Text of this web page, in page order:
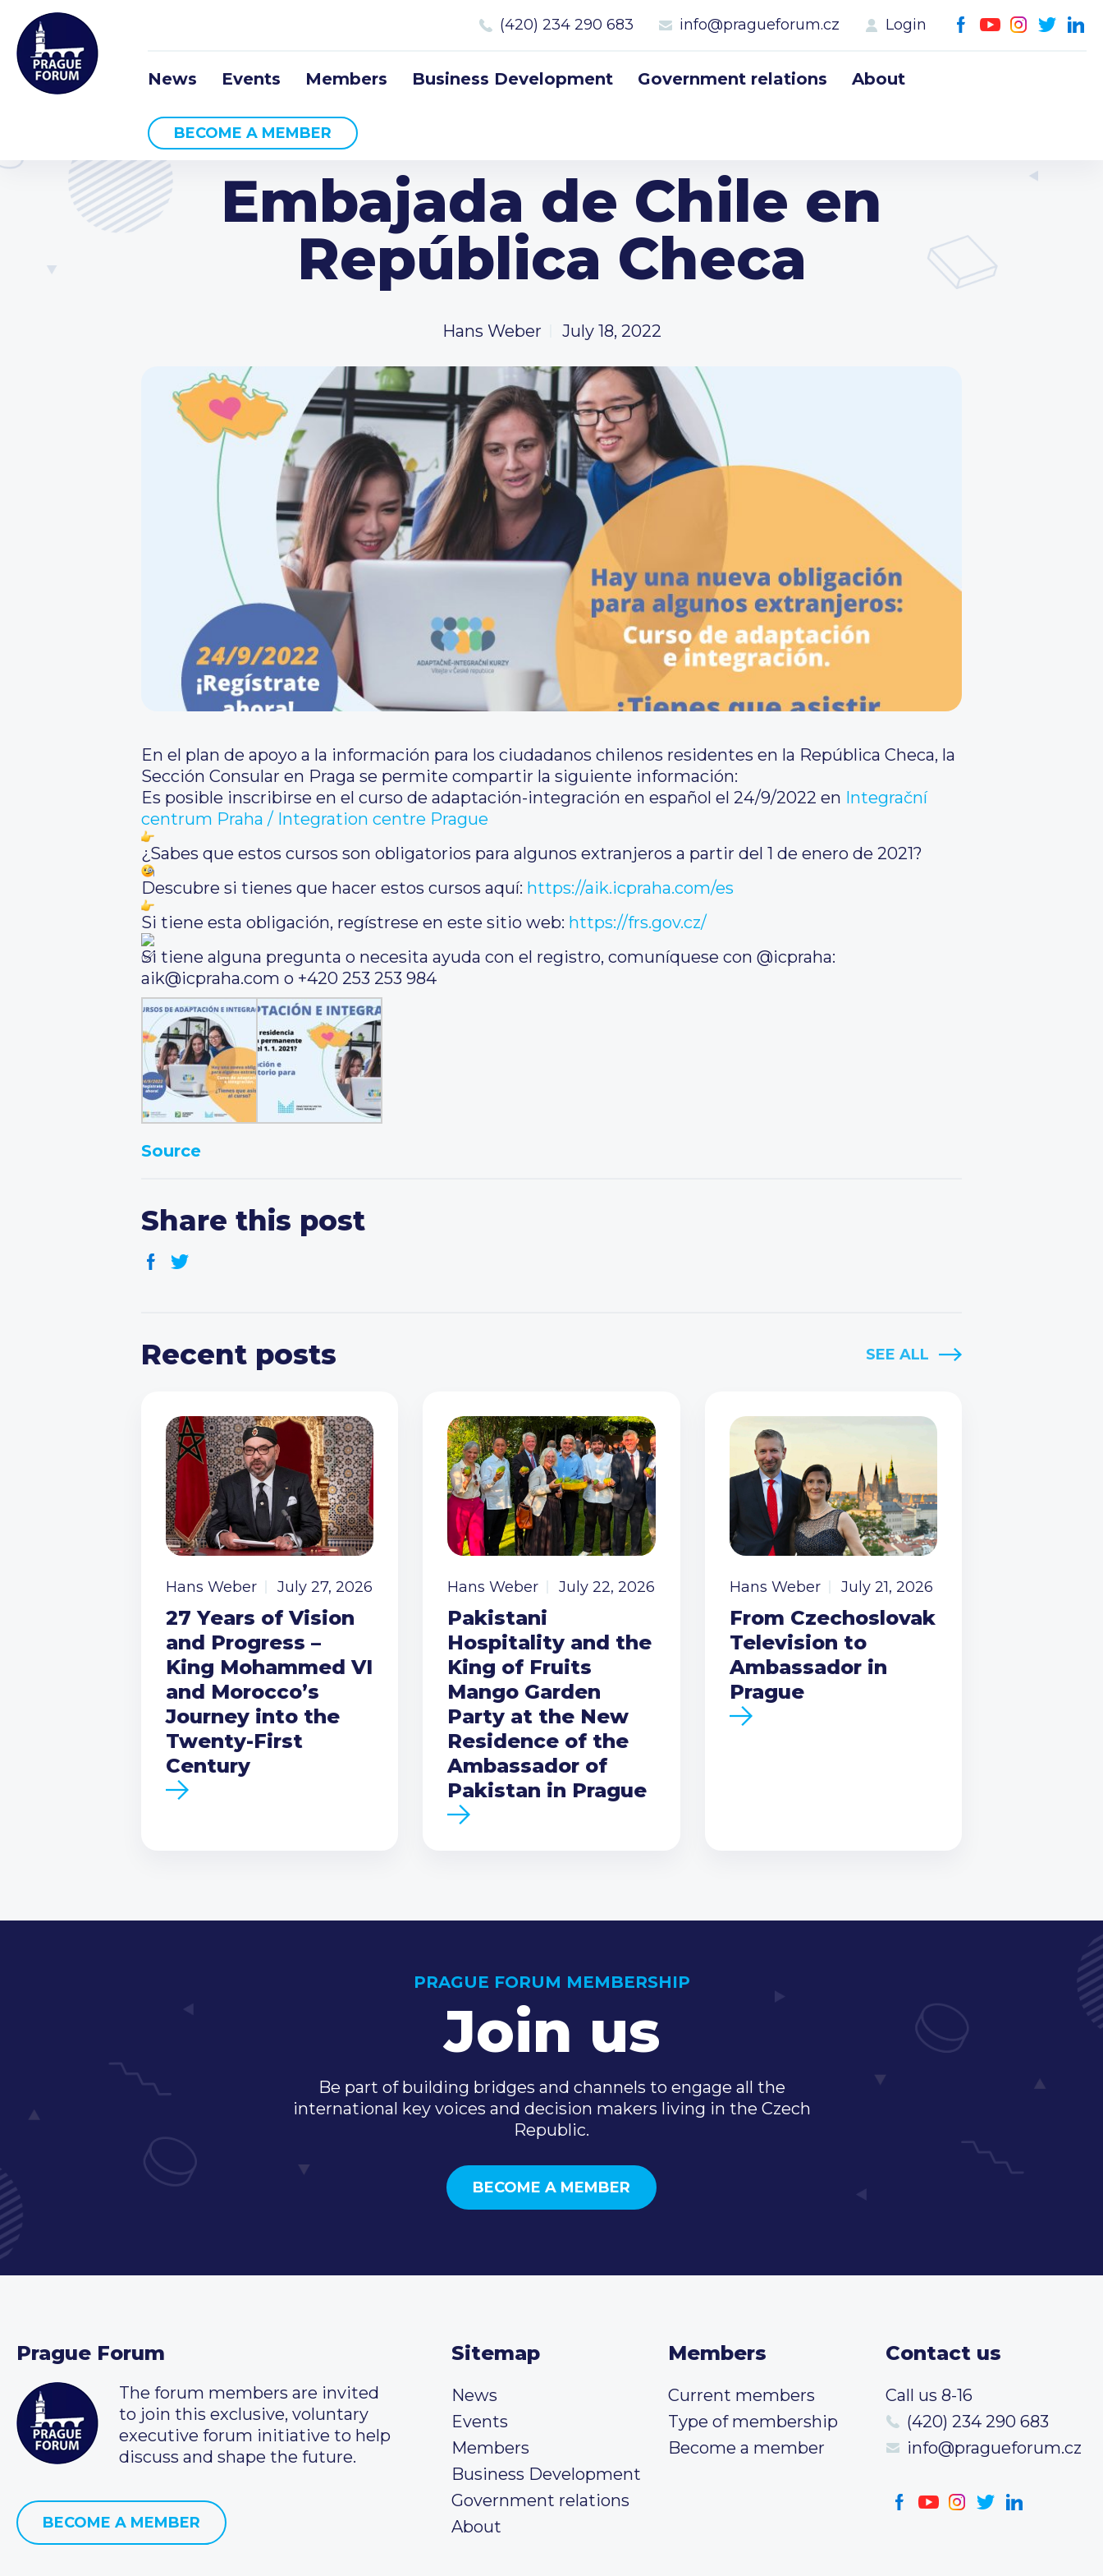
(420) 234 290 683 info@pragueforum.cz Login
News Events Members Business Development Government relations About
BECOME A MEMBER
Embajada de Chile en
República Checa
Hans Weber July 18, 2022
En el plan de apoyo a la información para los ciudadanos chilenos residentes en la República Checa, la
Sección Consular en Praga se permite compartir la siguiente información:
Es posible inscribirse en el curso de adaptación-integración en español el 24/9/2022 en Integrační
centrum Praha / Integration centre Prague
¿Sabes que estos cursos son obligatorios para algunos extranjeros a partir del 1 de enero de 2021?
Descubre si tienes que hacer estos cursos aquí: https://aik.icpraha.com/es
Si tiene esta obligación, regístrese en este sitio web: https://frs.gov.cz/
Si tiene alguna pregunta o necesita ayuda con el registro, comuníquese con @icpraha:
aik@icpraha.com o +420 253 253 984
Source
Share this post
Recent posts SEE ALL
Hans Weber July 27, 2026
27 Years of Vision
and Progress –
King Mohammed VI
and Morocco’s
Journey into the
Twenty-First
Century
Hans Weber July 22, 2026
Pakistani
Hospitality and the
King of Fruits
Mango Garden
Party at the New
Residence of the
Ambassador of
Pakistan in Prague
Hans Weber July 21, 2026
From Czechoslovak
Television to
Ambassador in
Prague
PRAGUE FORUM MEMBERSHIP
Join us
Be part of building bridges and channels to engage all the
international key voices and decision makers living in the Czech
Republic.
BECOME A MEMBER
Prague Forum
The forum members are invited
to join this exclusive, voluntary
executive forum initiative to help
discuss and shape the future.
BECOME A MEMBER
Sitemap
News
Events
Members
Business Development
Government relations
About
Members
Current members
Type of membership
Become a member
Contact us
Call us 8-16
(420) 234 290 683
info@pragueforum.cz